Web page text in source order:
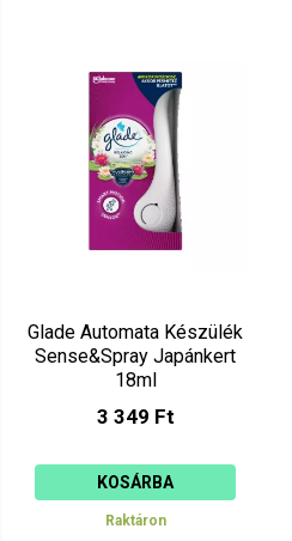
Glade Automata Készülék
Sense&Spray Japánkert
18ml
3 349 Ft
KOSÁRBA
Raktáron